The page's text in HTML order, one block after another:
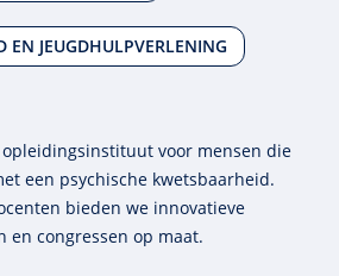
EN JEUGDHULPVERLENING
opleidings­insti­tuut voor mensen die
een psychische kwets­baar­heid.
bieden we innova­tieve
en congres­sen op maat.